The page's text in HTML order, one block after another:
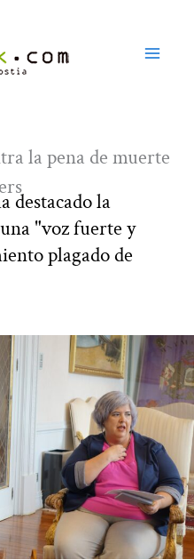
la pena de muerte
destacado la
"voz fuerte y
plagado de